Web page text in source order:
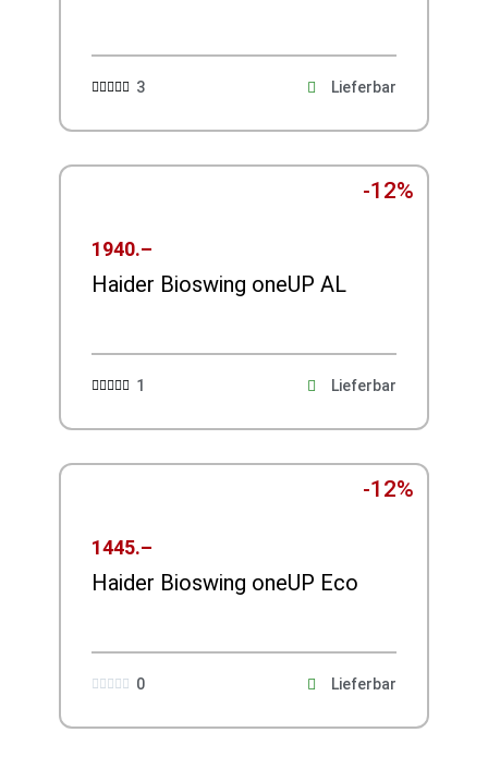
3
 Lieferbar
-12%
1940.–
Haider Bioswing oneUP AL
1
 Lieferbar
-12%
1445.–
Haider Bioswing oneUP Eco
0
     Lieferbar